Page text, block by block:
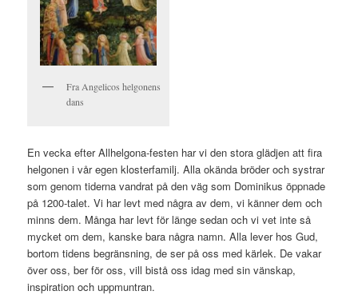
Fra Angelicos helgonens
dans
En vecka efter Allhelgona-festen har vi den stora glädjen att fira
helgonen i vår egen klosterfamilj. Alla okända bröder och systrar
som genom tiderna vandrat på den väg som Dominikus öppnade
på 1200-talet. Vi har levt med några av dem, vi känner dem och
minns dem. Många har levt för länge sedan och vi vet inte så
mycket om dem, kanske bara några namn. Alla lever hos Gud,
bortom tidens begränsning, de ser på oss med kärlek. De vakar
över oss, ber för oss, vill bistå oss idag med sin vänskap,
inspiration och uppmuntran.